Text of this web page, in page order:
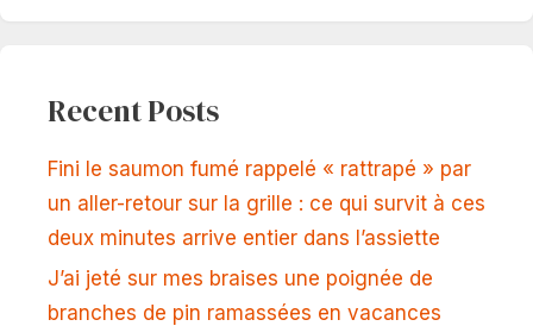
Recent Posts
Fini le saumon fumé rappelé « rattrapé » par
un aller-retour sur la grille : ce qui survit à ces
deux minutes arrive entier dans l’assiette
J’ai jeté sur mes braises une poignée de
branches de pin ramassées en vacances